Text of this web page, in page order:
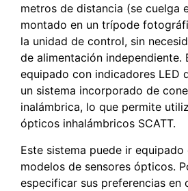
metros de distancia (se cuelga
montado en un trípode
la unidad de control, sin
de alimentación independiente.
equipado con indicadores LED
un sistema incorporado de
inalámbrica, lo que permite
ópticos inhalámbricos SCATT.
Este sistema puede ir
modelos de sensores ópticos.
especificar sus preferencias en